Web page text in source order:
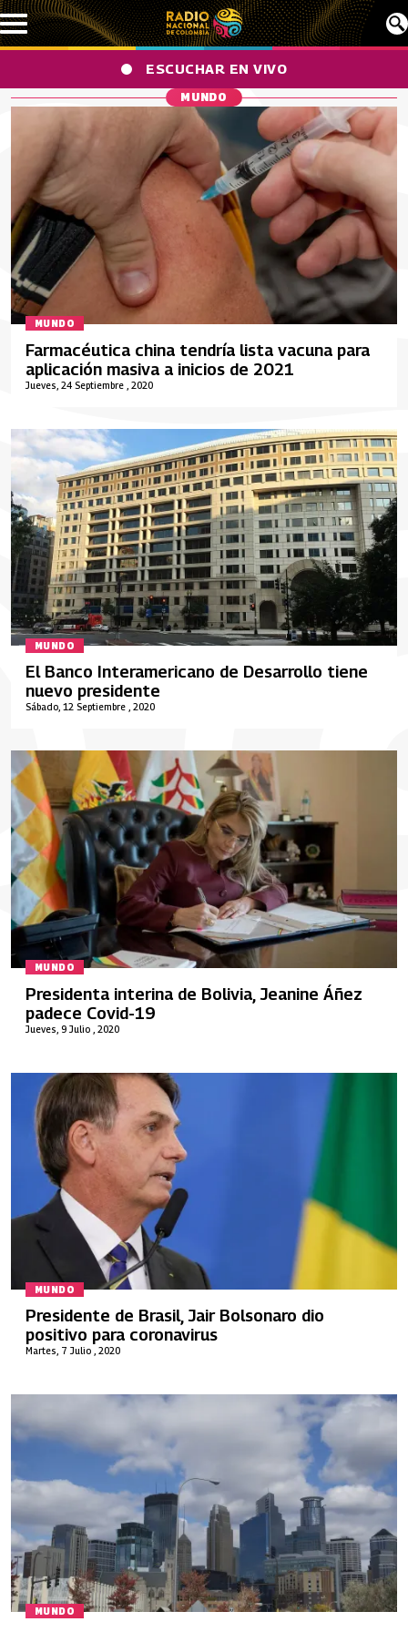
Pasar al contenido principal
ESCUCHAR EN VIVO
MUNDO
MUNDO
Jueves, 24 Septiembre , 2020
Farmacéutica china tendría lista vacuna para
aplicación masiva a inicios de 2021
MUNDO
Sábado, 12 Septiembre , 2020
El Banco Interamericano de Desarrollo tiene
nuevo presidente
MUNDO
Jueves, 9 Julio , 2020
Presidenta interina de Bolivia, Jeanine Áñez
padece Covid-19
MUNDO
Martes, 7 Julio , 2020
Presidente de Brasil, Jair Bolsonaro dio
positivo para coronavirus
MUNDO